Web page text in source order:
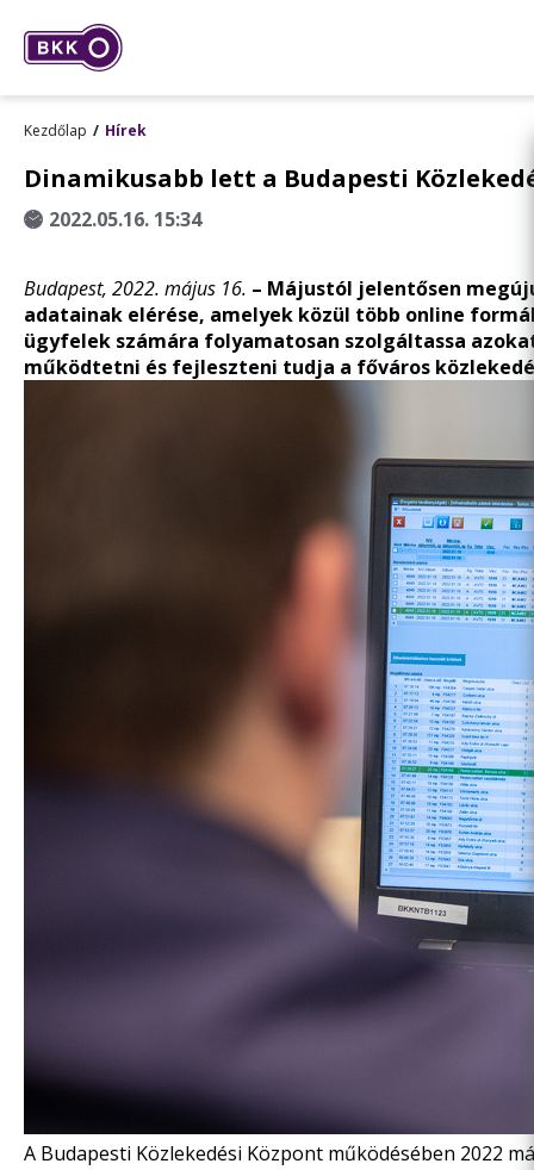
Kezdőlap Hírek
Dinamikusabb lett a Budapesti
2022.05.16. 15:34
Budapest, 2022. május 16. – Májustól jelentősen
adatainak elérése, amelyek közül több online
ügyfelek számára folyamatosan szolgáltassa
működtetni és fejleszteni tudja a főváros
A Budapesti Közlekedési Központ működésében 2022